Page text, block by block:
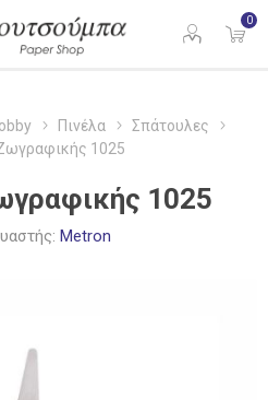
0
Πινέλα
Σπάτουλες
1025
1025
Metron